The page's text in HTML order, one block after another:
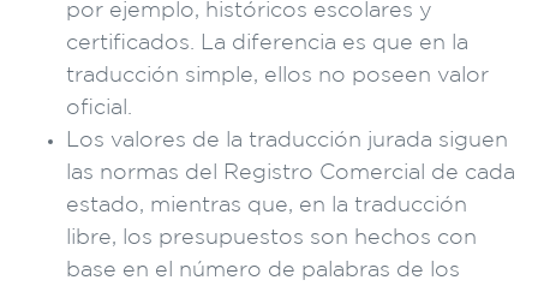
por ejemplo, históricos escolares y
certificados. La diferencia es que en la
traducción simple, ellos no poseen valor
oficial.
Los valores de la traducción jurada siguen
las normas del Registro Comercial de cada
estado, mientras que, en la traducción
libre, los presupuestos son hechos con
base en el número de palabras de los